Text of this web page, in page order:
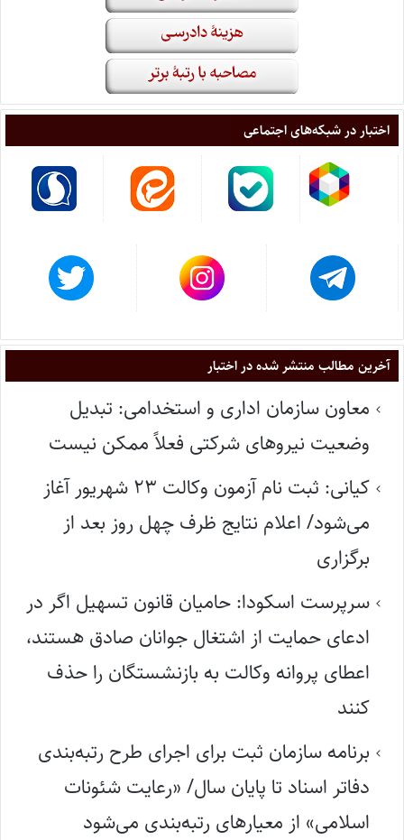
اختبار در شبکه‌های اجتماعی
آخرین مطالب منتشر شده در اختبار
معاون سازمان اداری و استخدامی: تبدیل
وضعیت نیروهای شرکتی فعلاً ممکن نیست
کیانی: ثبت نام آزمون وکالت ۲۳ شهریور آغاز
می‌شود/ اعلام نتایج ظرف چهل روز بعد از
برگزاری
سرپرست اسکودا: حامیان قانون تسهیل اگر در
ادعای حمایت از اشتغال جوانان صادق هستند،
اعطای پروانه وکالت به بازنشستگان را حذف
کنند
برنامه سازمان ثبت برای اجرای طرح رتبه‌بندی
دفاتر اسناد تا پایان سال/ «رعایت شئونات
اسلامی» از معیارهای رتبه‌بندی می‌شود